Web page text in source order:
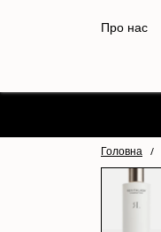
Про нас
Головна /